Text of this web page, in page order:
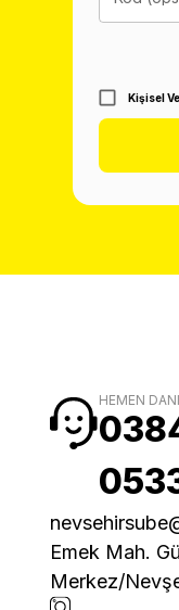
Kişisel
HEMEN
Emek Mah.
Merkez/